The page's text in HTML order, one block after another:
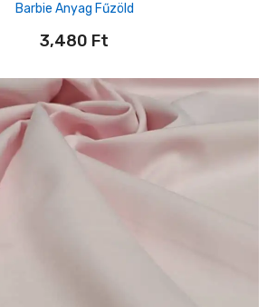
Barbie Anyag Fűzöld
3,480 Ft